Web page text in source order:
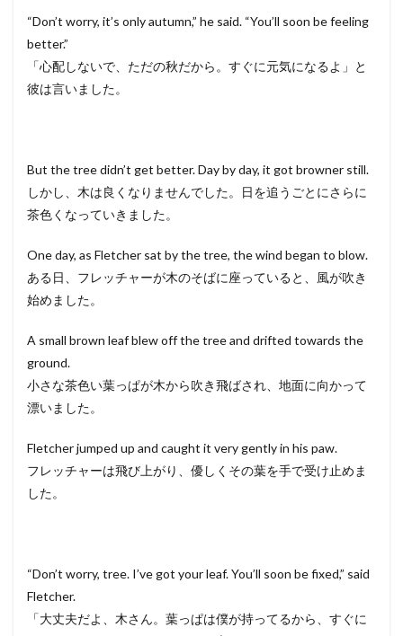
“Don’t worry, it’s only autumn,” he said. “You’ll soon be feeling
better.”
「心配しないで、ただの秋だから。すぐに元気になるよ」と
彼は言いました。
But the tree didn’t get better. Day by day, it got browner still.
しかし、木は良くなりませんでした。日を追うごとにさらに
茶色くなっていきました。
One day, as Fletcher sat by the tree, the wind began to blow.
ある日、フレッチャーが木のそばに座っていると、風が吹き
始めました。
A small brown leaf blew off the tree and drifted towards the
ground.
小さな茶色い葉っぱが木から吹き飛ばされ、地面に向かって
漂いました。
Fletcher jumped up and caught it very gently in his paw.
フレッチャーは飛び上がり、優しくその葉を手で受け止めま
した。
“Don’t worry, tree. I’ve got your leaf. You’ll soon be fixed,” said
Fletcher.
「大丈夫だよ、木さん。葉っぱは僕が持ってるから、すぐに